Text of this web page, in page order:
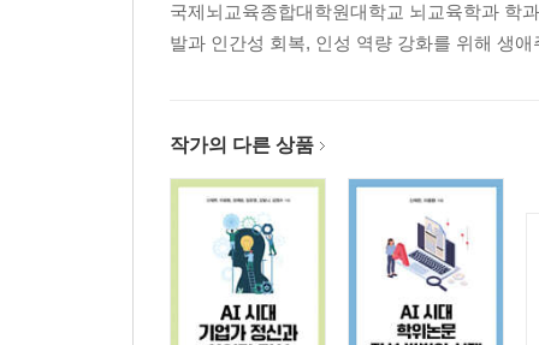
국제뇌교육종합대학원대학교 뇌교육학과 학
발과 인간성 회복, 인성 역량 강화를 위해 생
작가의 다른 상품